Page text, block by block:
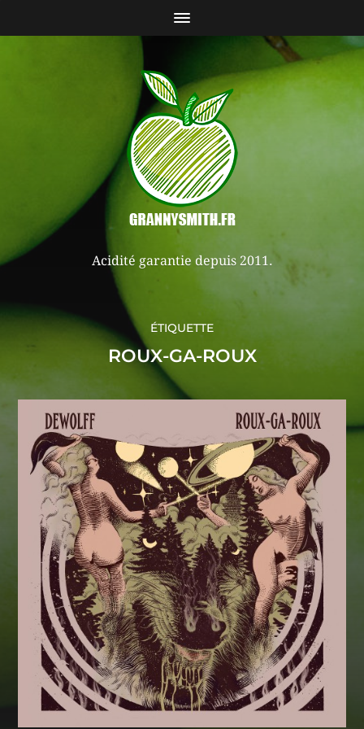
Acidité garantie depuis 2011.
ÉTIQUETTE
ROUX-GA-ROUX